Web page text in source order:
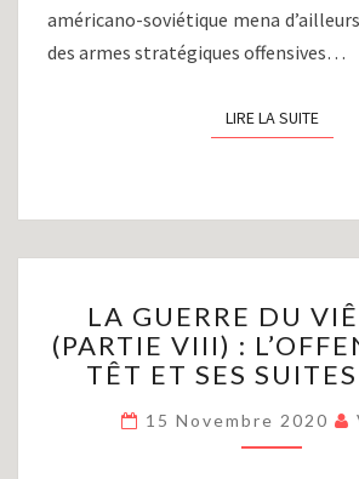
américano-soviétique mena
des armes stratégiques offensives…
LIRE LA SUITELIRE
GUERRE
DU
VIÊT
(PARTIE
VIII)
LA GUERRE DU
(PARTIE VIII) :
TÊT ET SES
15 Novembre 2020